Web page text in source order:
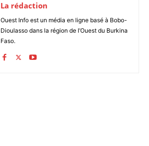
La rédaction
Ouest Info est un média en ligne basé à Bobo-
Dioulasso dans la région de l’Ouest du Burkina
Faso.